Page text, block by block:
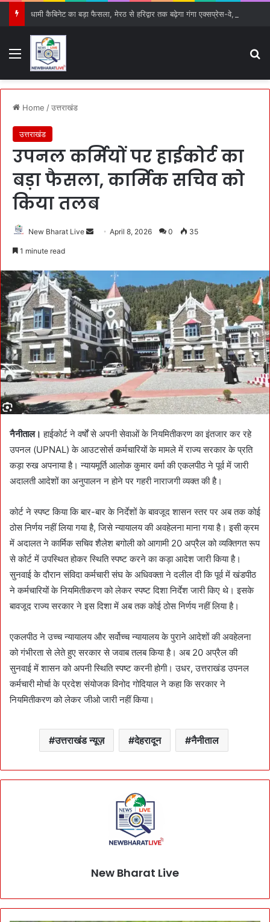
Menu
Home /उत्तराखंड
उत्तराखंड
उपनल कर्मियों पर हाईकोर्ट का
बड़ा फैसला, कार्मिक सचिव को
किया तलब
New Bharat Live
a
n
e
m
a
i
l
April 8, 2026 0 35
1 minute read
नैनीताल। हाईकोर्ट ने वर्षों से अपनी सेवाओं के नियमितीकरण का इंतजार कर रहे
उपनल (UPNAL) के आउटसोर्स कर्मचारियों के मामले में राज्य सरकार के प्रति
कड़ा रुख अपनाया है। न्यायमूर्ति आलोक कुमार वर्मा की एकलपीठ ने पूर्व में जारी
अदालती आदेशों का अनुपालन न होने पर गहरी नाराजगी व्यक्त की है।
कोर्ट ने स्पष्ट किया कि बार-बार के निर्देशों के बावजूद शासन स्तर पर अब तक कोई
ठोस निर्णय नहीं लिया गया है, जिसे न्यायालय की अवहेलना माना गया है। इसी क्रम
में अदालत ने कार्मिक सचिव शैलेश बगोली को आगामी 20 अप्रैल को व्यक्तिगत रूप
से कोर्ट में उपस्थित होकर स्थिति स्पष्ट करने का कड़ा आदेश जारी किया है।
सुनवाई के दौरान संविदा कर्मचारी संघ के अधिवक्ता ने दलील दी कि पूर्व में खंडपीठ
ने कर्मचारियों के नियमितीकरण को लेकर स्पष्ट दिशा निर्देश जारी किए थे। इसके
बावजूद राज्य सरकार ने इस दिशा में अब तक कोई ठोस निर्णय नहीं लिया है।
एकलपीठ ने उच्च न्यायालय और सर्वोच्च न्यायालय के पुराने आदेशों की अवहेलना
को गंभीरता से लेते हुए सरकार से जवाब तलब किया है। अब 20 अप्रैल की
सुनवाई में शासन को अपनी स्थिति स्पष्ट करनी होगी। उधर, उत्तराखंड उपनल
कर्मचारी मोर्चा के प्रदेश संयोजक विनोद गोदियाल ने कहा कि सरकार ने
नियमितीकरण को लेकर जीओ जारी नहीं किया।
उत्तराखंड न्यूज़ देहरादून नैनीताल
New Bharat Live